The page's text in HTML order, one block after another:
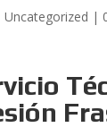
Uncategorized |